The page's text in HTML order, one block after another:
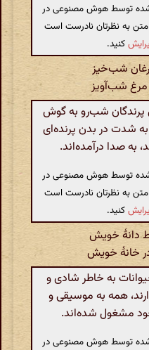
شده توسط هوش مصنوعی در
متن به نظرتان نادرست است
کنید.
شب‌خیز
شب‌آویز
شب‌رو به گوش
شدت در بدن پرنده‌ای
به صدا درآمده‌اند.
شده توسط هوش مصنوعی در
متن به نظرتان نادرست است
کنید.
دانهٔ خویش
خانهٔ خویش
به خاطر شادی و
همه به موسیقی و
مشغول شده‌اند.
شده توسط هوش مصنوعی در